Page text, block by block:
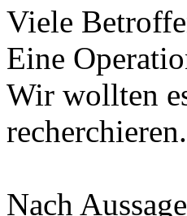
Viele
Eine
Wir wollten
Nach